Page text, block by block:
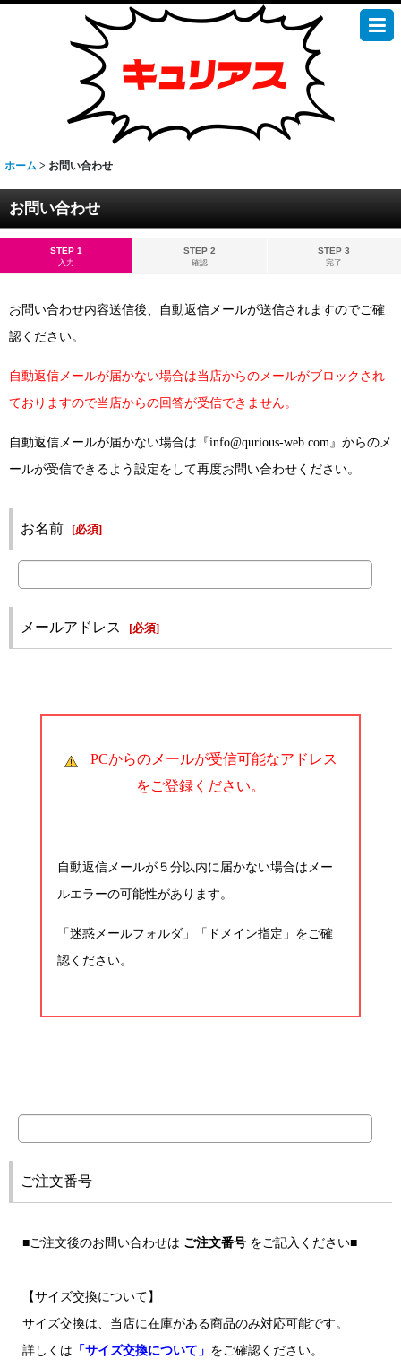
ホーム > お問い合わせ
お問い合わせ
STEP 1
入力
STEP 2
確認
STEP 3
完了
お問い合わせ内容送信後、自動返信メールが送信されますのでご確
認ください。
自動返信メールが届かない場合は当店からのメールがブロックされ
ておりますので当店からの回答が受信できません。
自動返信メールが届かない場合は『info@qurious-web.com』からのメ
ールが受信できるよう設定をして再度お問い合わせください。
お名前 [必須]
メールアドレス [必須]
PCからのメールが受信可能なアドレス
をご登録ください。
自動返信メールが５分以内に届かない場合はメー
ルエラーの可能性があります。
「迷惑メールフォルダ」「ドメイン指定」をご確
認ください。
ご注文番号
■ご注文後のお問い合わせは ご注文番号 をご記入ください■
【サイズ交換について】
サイズ交換は、当店に在庫がある商品のみ対応可能です。
詳しくは 「サイズ交換について」 をご確認ください。